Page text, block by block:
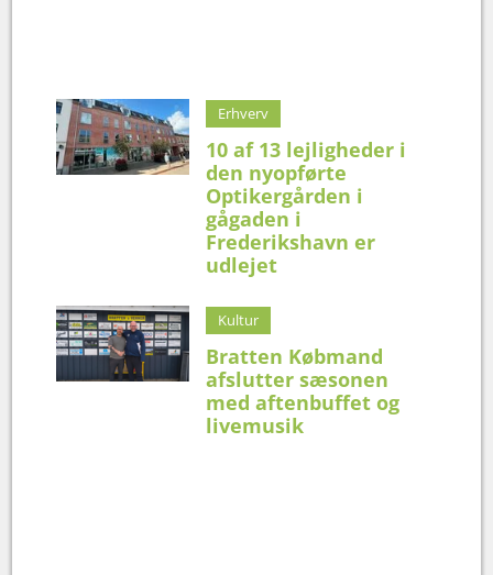
Erhverv
10 af 13 lejligheder i
den nyopførte
Optikergården i
gågaden i
Frederikshavn er
udlejet
Kultur
Bratten Købmand
afslutter sæsonen
med aftenbuffet og
livemusik